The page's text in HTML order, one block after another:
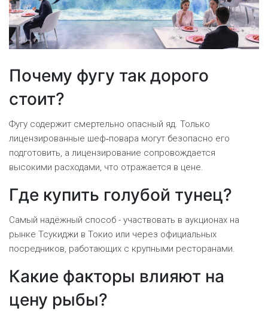
Почему фугу так дорого
стоит?
Фугу содержит смертельно опасный яд. Только
лицензированные шеф‑повара могут безопасно его
подготовить, а лицензирование сопровождается
высокими расходами, что отражается в цене.
Где купить голубой тунец?
Самый надёжный способ - участвовать в аукционах на
рынке Тсукиджи в Токио или через официальных
посредников, работающих с крупными ресторанами.
Какие факторы влияют на
цену рыбы?